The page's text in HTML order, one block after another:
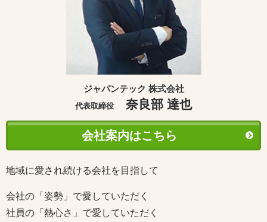
ジャパンテック 株式会社
代表取締役 奈良部 達也
会社案内はこちら
地域に愛され続ける会社を目指して
会社の「姿勢」で愛していただく
社員の「熱心さ」で愛していただく